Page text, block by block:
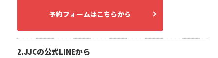
予約フォームはこちらから
2.JJCの公式LINEから